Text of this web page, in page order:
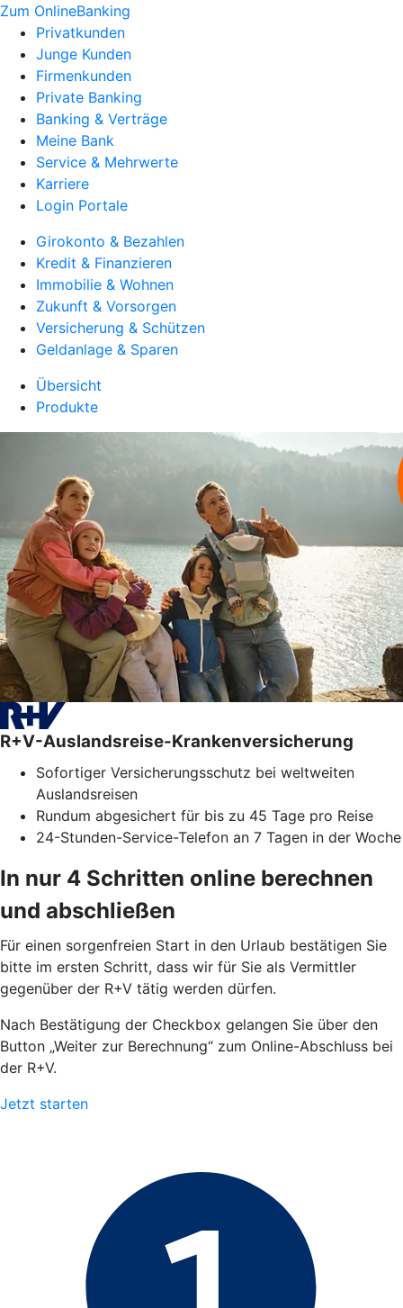
Zum OnlineBanking
Privatkunden
Junge Kunden
Firmenkunden
Private Banking
Banking & Verträge
Meine Bank
Service & Mehrwerte
Karriere
Login Portale
Girokonto & Bezahlen
Kredit & Finanzieren
Immobilie & Wohnen
Zukunft & Vorsorgen
Versicherung & Schützen
Geldanlage & Sparen
Übersicht
Produkte
R+V-Auslandsreise-Krankenversicherung
Sofortiger Versicherungsschutz bei weltweiten
Auslandsreisen
Rundum abgesichert für bis zu 45 Tage pro Reise
24-Stunden-Service-Telefon an 7 Tagen in der Woche
In nur 4 Schritten online berechnen
und abschließen
Für einen sorgenfreien Start in den Urlaub bestätigen Sie
bitte im ersten Schritt, dass wir für Sie als Vermittler
gegenüber der R+V tätig werden dürfen.
Nach Bestätigung der Checkbox gelangen Sie über den
Button „Weiter zur Berechnung“ zum Online-Abschluss bei
der R+V.
Jetzt starten